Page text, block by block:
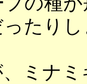
たり
ミナ